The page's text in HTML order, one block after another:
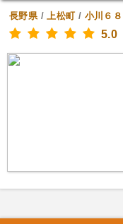
長野県/上松町/ 小川６
5.0